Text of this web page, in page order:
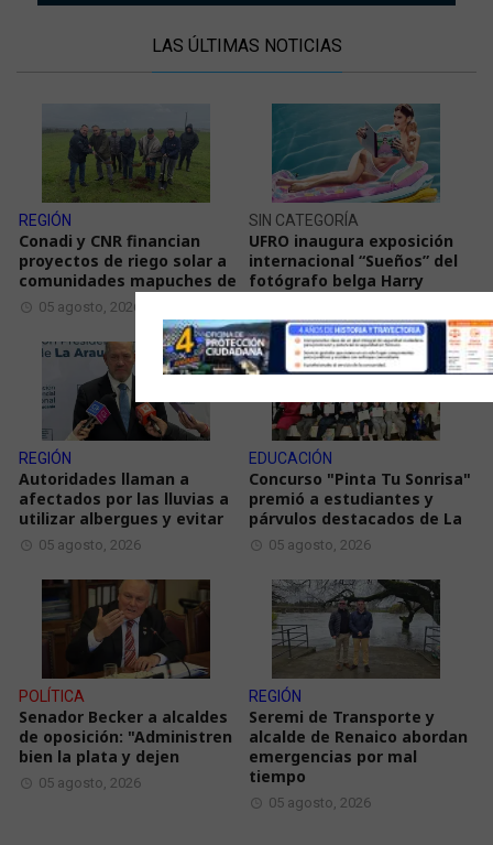
LAS ÚLTIMAS NOTICIAS
REGIÓN
Conadi y CNR financian
proyectos de riego solar a
comunidades mapuches de
05 agosto, 2026
SIN CATEGORÍA
UFRO inaugura exposición
internacional “Sueños” del
fotógrafo belga Harry
REGIÓN
Autoridades llaman a
afectados por las lluvias a
utilizar albergues y evitar
05 agosto, 2026
EDUCACIÓN
Concurso "Pinta Tu Sonrisa"
premió a estudiantes y
párvulos destacados de La
05 agosto, 2026
POLÍTICA
Senador Becker a alcaldes
de oposición: "Administren
bien la plata y dejen
05 agosto, 2026
REGIÓN
Seremi de Transporte y
alcalde de Renaico abordan
emergencias por mal
tiempo
05 agosto, 2026